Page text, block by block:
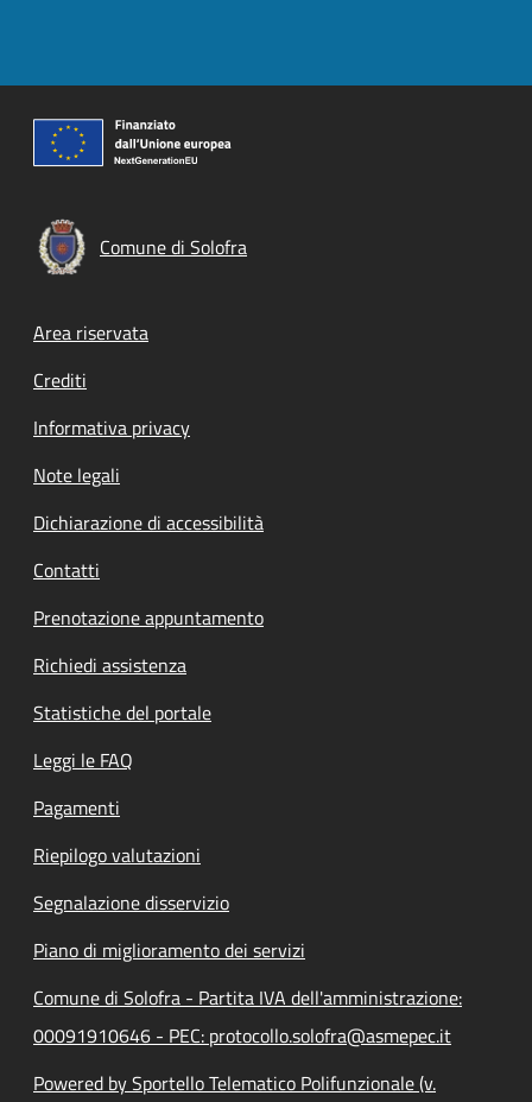
Comune di Solofra
Footer menu
Area riservata
Crediti
Informativa privacy
Note legali
Dichiarazione di accessibilità
Contatti
Prenotazione appuntamento
Richiedi assistenza
Statistiche del portale
Leggi le FAQ
Pagamenti
Riepilogo valutazioni
Segnalazione disservizio
Piano di miglioramento dei servizi
Comune di Solofra - Partita IVA dell'amministrazione:
00091910646 - PEC: protocollo.solofra@asmepec.it
Powered by Sportello Telematico Polifunzionale (v.